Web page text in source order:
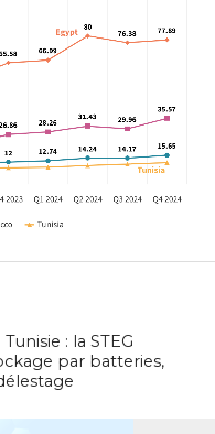
: la STEG
par batteries,